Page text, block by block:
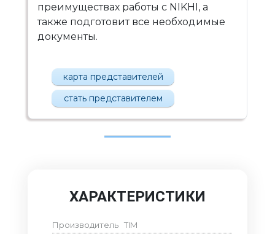
преимуществах работы с NIKHI, а
также подготовит все необходимые
документы.
карта представителей
стать представителем
ХАРАКТЕРИСТИКИ
Производитель TIM